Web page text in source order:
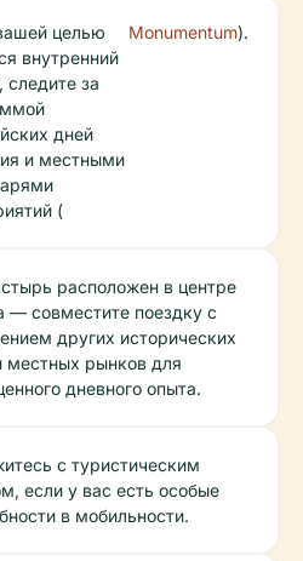
целью
внутренний
следите за
дней
и местными
(
Monumentum).
расположен в центре
— совместите поездку с
других исторических
местных рынков для
дневного опыта.
с туристическим
если у вас есть особые
в мобильности.